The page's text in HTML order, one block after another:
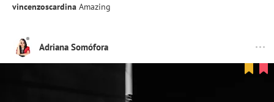
vincenzoscardina Amazing
Adriana Somófora